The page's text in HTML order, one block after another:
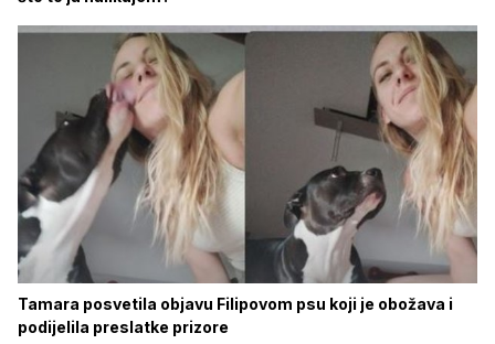
Tamara posvetila objavu Filipovom psu koji je obožava i
podijelila preslatke prizore